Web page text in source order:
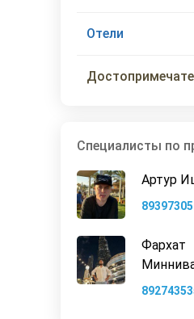
Отели
Специалисты по
Артур
Фархат